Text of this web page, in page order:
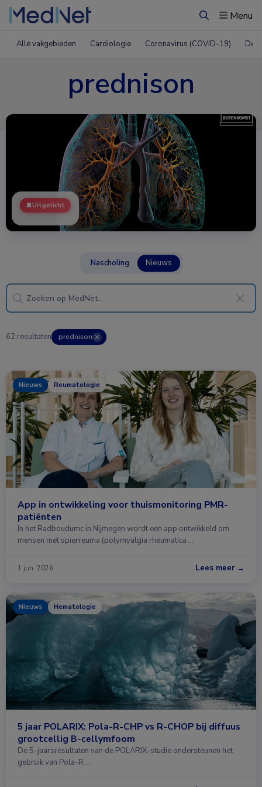
ZoekenMenu
Alle vakgebieden Cardiologie Coronavirus (COVID-19)
prednison
Uitgelicht
Nascholing Nieuws
62 resultaten prednison ✕
Nieuws Reumatologie
App in ontwikkeling voor thuismonitoring PMR-
patiënten
In het Radboudumc in Nijmegen wordt een app ontwikkeld om
mensen met spierreuma (polymyalgia rheumatica …
1 jun. 2026 Lees meer →
Nieuws Hematologie
5 jaar POLARIX: Pola-R-CHP vs R-CHOP bij diffuus
grootcellig B-cellymfoom
De 5-jaarsresultaten van de POLARIX-studie ondersteunen het
gebruik van Pola-R …